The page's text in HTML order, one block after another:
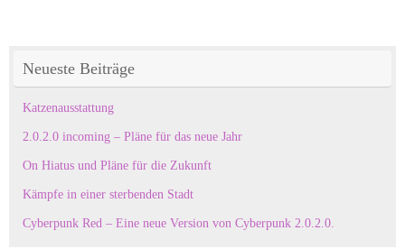
Neueste Beiträge
Katzenausstattung
2.0.2.0 incoming – Pläne für das neue Jahr
On Hiatus und Pläne für die Zukunft
Kämpfe in einer sterbenden Stadt
Cyberpunk Red – Eine neue Version von Cyberpunk 2.0.2.0.